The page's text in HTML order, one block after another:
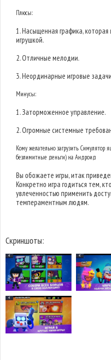
Плюсы:
1. Насыщенная графика,
игрушкой.
2. Отличные мелодии.
3. Неординарные игровые
Минусы:
1. Заторможенное управление.
2. Огромные системные
Кому желательно загрузить
безлимитные деньги) на Андроид
Вы обожаете игры, итак
Конкретно игра годиться тем,
увлеченностью применить
темпераментным людям.
Скриншоты: